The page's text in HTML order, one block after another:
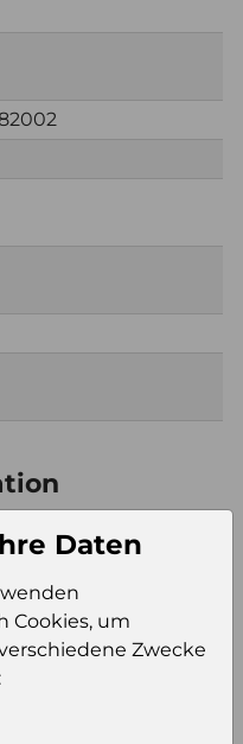
Daten
Cookies, um
Zwecke